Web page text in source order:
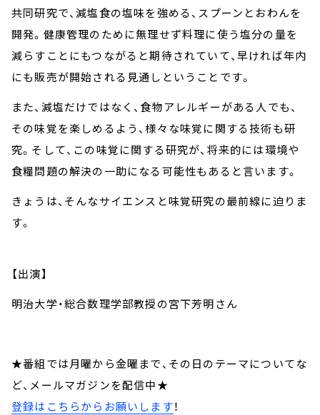
共同研究で、減塩食の塩味を強める、スプーンとおわんを
開発。健康管理のために無理せず料理に使う塩分の量を
減らすことにもつながると期待されていて、早ければ年内
にも販売が開始される見通しということです。
また、減塩だけではなく、食物アレルギーがある人でも、
その味覚を楽しめるよう、様々な味覚に関する技術も研
究。そして、この味覚に関する研究が、将来的には環境や
食糧問題の解決の一助になる可能性もあると言います。
きょうは、そんなサイエンスと味覚研究の最前線に迫りま
す。
【出演】
明治大学・総合数理学部教授の宮下芳明さん
★番組では月曜から金曜まで、その日のテーマについてな
ど、メールマガジンを配信中★
登録はこちらからお願いします！